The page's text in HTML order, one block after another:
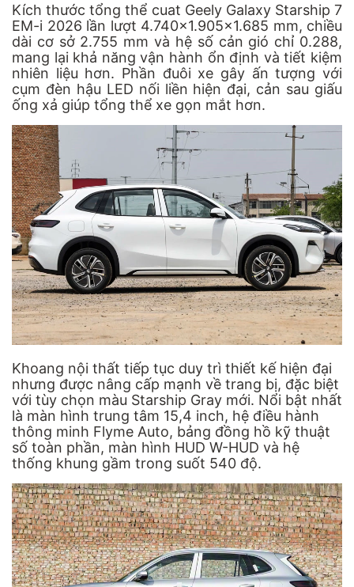
Kích thước tổng thể cuat Geely Galaxy Starship 7
EM-i 2026 lần lượt 4.740x1.905x1.685 mm, chiều
dài cơ sở 2.755 mm và hệ số cản gió chỉ 0.288,
mang lại khả năng vận hành ổn định và tiết kiệm
nhiên liệu hơn. Phần đuôi xe gây ấn tượng với
cụm đèn hậu LED nối liền hiện đại, cản sau giấu
ống xả giúp tổng thể xe gọn mắt hơn.
Khoang nội thất tiếp tục duy trì thiết kế hiện đại
nhưng được nâng cấp mạnh về trang bị, đặc biệt
với tùy chọn màu Starship Gray mới. Nổi bật nhất
là màn hình trung tâm 15,4 inch, hệ điều hành
thông minh Flyme Auto, bảng đồng hồ kỹ thuật
số toàn phần, màn hình HUD W-HUD và hệ
thống khung gầm trong suốt 540 độ.